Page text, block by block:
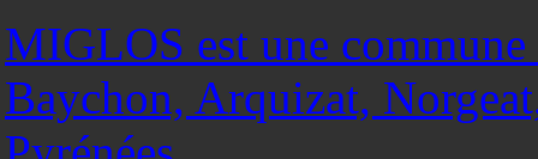
MIGLOS est une
Baychon, Arquizat,